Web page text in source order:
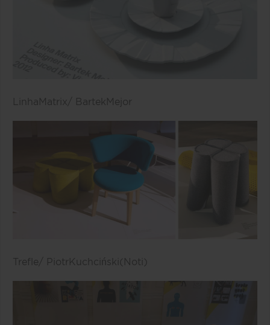
Linha Matrix / Bartek Mejor
Trefle / Piotr Kuchci ń ski ( Noti )